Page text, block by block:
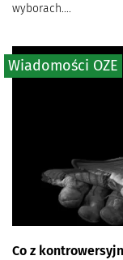
wyborach....
Co z
Wiadomości OZE